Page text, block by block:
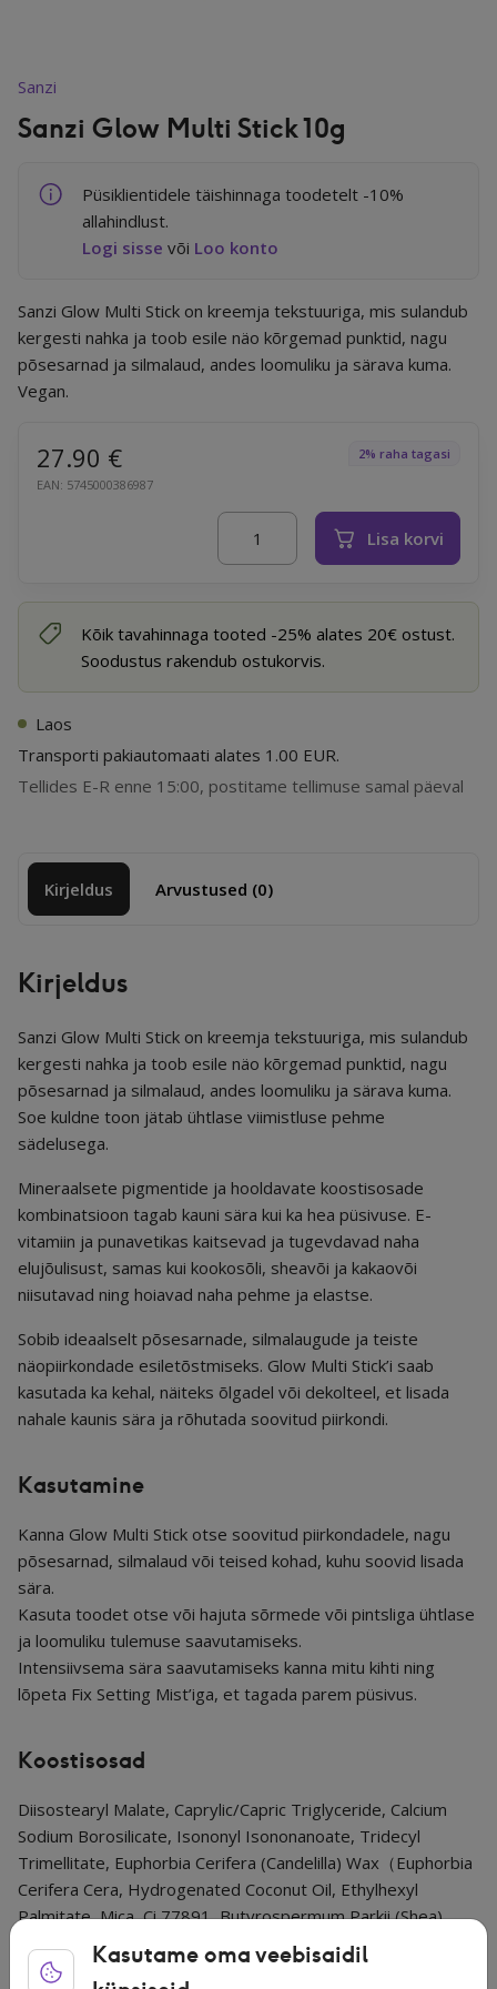
Juuksed
Toidulisandid
Mürakaitse
Sanzi
Sanzi Glow Multi Stick 10g
Püsiklientidele täishinnaga toodetelt -10%
allahindlust.
Logi sisse või Loo konto
Sanzi Glow Multi Stick on kreemja tekstuuriga, mis sulandub
kergesti nahka ja toob esile näo kõrgemad punktid, nagu
põsesarnad ja silmalaud, andes loomuliku ja särava kuma.
Vegan.
27.90 €
2% raha tagasi
EAN: 5745000386987
Sanzi Glow Multi Stick 10g kogus
Lisa korvi
Kõik tavahinnaga tooted -25% alates 20€ ostust.
Soodustus rakendub ostukorvis.
Laos
Transporti pakiautomaati alates 1.00 EUR.
Tellides E-R enne 15:00, postitame tellimuse samal päeval
Kirjeldus Arvustused (0)
Kirjeldus
Sanzi Glow Multi Stick on kreemja tekstuuriga, mis sulandub
kergesti nahka ja toob esile näo kõrgemad punktid, nagu
põsesarnad ja silmalaud, andes loomuliku ja särava kuma.
Soe kuldne toon jätab ühtlase viimistluse pehme
sädelusega.
Mineraalsete pigmentide ja hooldavate koostisosade
kombinatsioon tagab kauni sära kui ka hea püsivuse. E-
vitamiin ja punavetikas kaitsevad ja tugevdavad naha
elujõulisust, samas kui kookosõli, sheavõi ja kakaovõi
niisutavad ning hoiavad naha pehme ja elastse.
Sobib ideaalselt põsesarnade, silmalaugude ja teiste
näopiirkondade esiletõstmiseks. Glow Multi Stick’i saab
kasutada ka kehal, näiteks õlgadel või dekolteel, et lisada
nahale kaunis sära ja rõhutada soovitud piirkondi.
Kasutamine
Kanna Glow Multi Stick otse soovitud piirkondadele, nagu
põsesarnad, silmalaud või teised kohad, kuhu soovid lisada
sära.
Kasuta toodet otse või hajuta sõrmede või pintsliga ühtlase
ja loomuliku tulemuse saavutamiseks.
Intensiivsema sära saavutamiseks kanna mitu kihti ning
lõpeta Fix Setting Mist’iga, et tagada parem püsivus.
Koostisosad
Diisostearyl Malate, Caprylic/Capric Triglyceride, Calcium
Sodium Borosilicate, Isononyl Isononanoate, Tridecyl
Trimellitate, Euphorbia Cerifera (Candelilla) Wax（Euphorbia
Cerifera Cera, Hydrogenated Coconut Oil, Ethylhexyl
Palmitate, Mica, Ci 77891, Butyrospermum Parkii (Shea)
Butter, Theobroma Cacao (Cocoa) Seed Butter, Iron
Oxides（Ci 77491, Ci 77492）, Phenoxyethanol, Tocopheryl
Kasutame oma veebisaidil